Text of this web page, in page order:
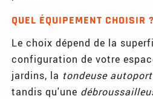
QUEL ÉQUIPEMENT CHOISIR ?
Le choix dépend de la
configuration de votre
jardins, la tondeuse
tandis qu'une